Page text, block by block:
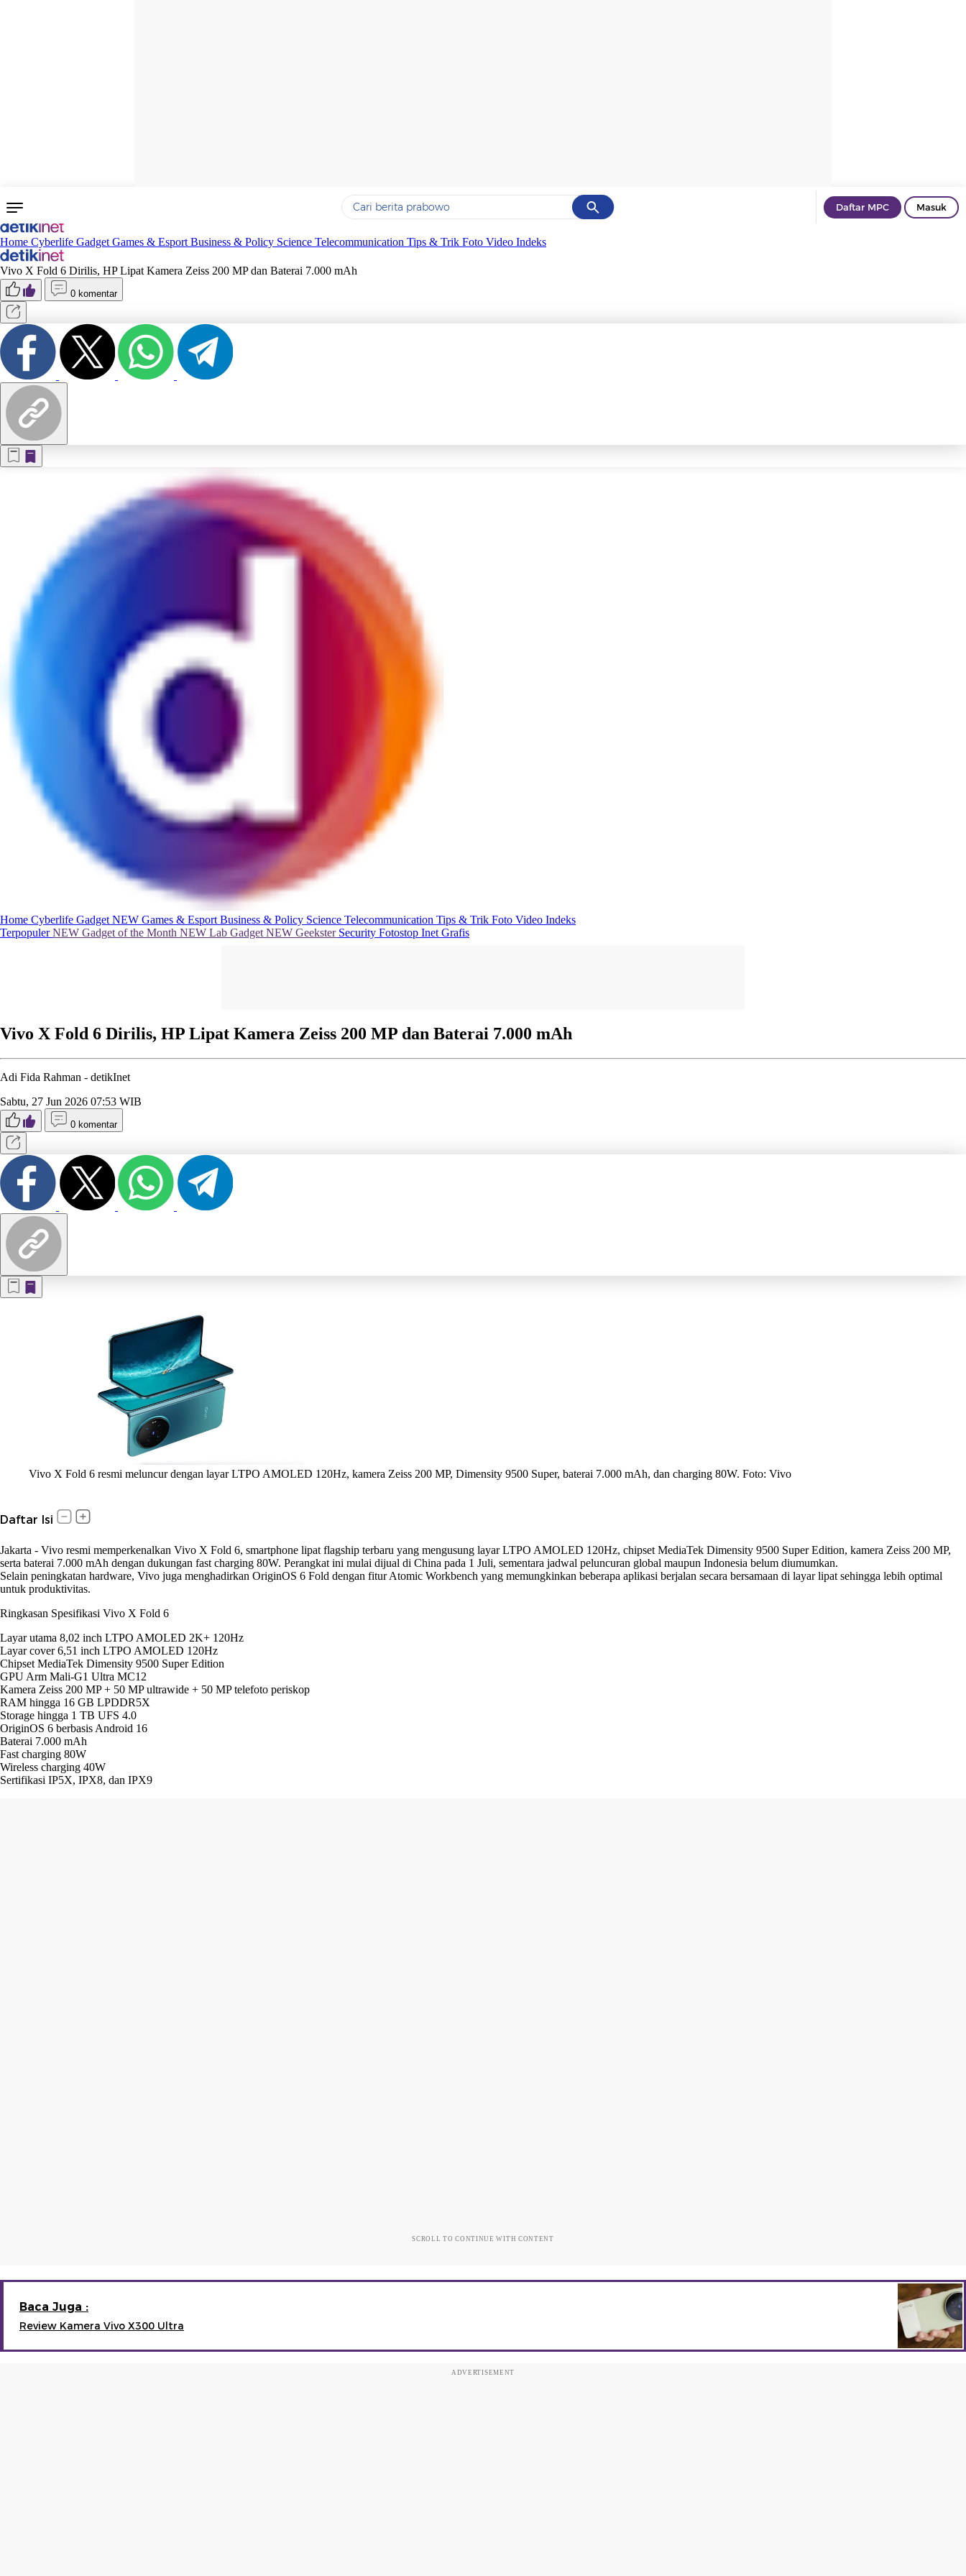
Cancel
Yang sedang ramai dicari
#1
Terakhir yang dicari
Daftar MPC Masuk
Home Cyberlife Gadget Games & Esport Business & Policy Science Telecommunication Tips & Trik Foto Video Indeks
Vivo X Fold 6 Dirilis, HP Lipat Kamera Zeiss 200 MP dan Baterai 7.000 mAh
0 komentar
Home Cyberlife Gadget NEW Games & Esport Business & Policy Science Telecommunication Tips & Trik Foto Video Indeks
TerpopulerNEW Gadget of the Month NEW Lab Gadget NEW Geekster Security Fotostop Inet Grafis
Vivo X Fold 6 Dirilis, HP Lipat Kamera Zeiss 200 MP dan Baterai 7.000 mAh
Adi Fida Rahman - detikInet
Sabtu, 27 Jun 2026 07:53 WIB
0 komentar
Vivo X Fold 6 resmi meluncur dengan layar LTPO AMOLED 120Hz, kamera Zeiss 200 MP, Dimensity 9500 Super, baterai 7.000 mAh, dan charging 80W. Foto: Vivo
Daftar Isi
Jakarta - Vivo resmi memperkenalkan Vivo X Fold 6, smartphone lipat flagship terbaru yang mengusung layar LTPO AMOLED 120Hz, chipset MediaTek Dimensity 9500 Super Edition, kamera Zeiss 200 MP,
serta baterai 7.000 mAh dengan dukungan fast charging 80W. Perangkat ini mulai dijual di China pada 1 Juli, sementara jadwal peluncuran global maupun Indonesia belum diumumkan.
Selain peningkatan hardware, Vivo juga menghadirkan OriginOS 6 Fold dengan fitur Atomic Workbench yang memungkinkan beberapa aplikasi berjalan secara bersamaan di layar lipat sehingga lebih optimal
untuk produktivitas.
Ringkasan Spesifikasi Vivo X Fold 6
Layar utama 8,02 inch LTPO AMOLED 2K+ 120Hz
Layar cover 6,51 inch LTPO AMOLED 120Hz
Chipset MediaTek Dimensity 9500 Super Edition
GPU Arm Mali-G1 Ultra MC12
Kamera Zeiss 200 MP + 50 MP ultrawide + 50 MP telefoto periskop
RAM hingga 16 GB LPDDR5X
Storage hingga 1 TB UFS 4.0
OriginOS 6 berbasis Android 16
Baterai 7.000 mAh
Fast charging 80W
Wireless charging 40W
Sertifikasi IP5X, IPX8, dan IPX9
SCROLL TO CONTINUE WITH CONTENT
Baca Juga :
Review Kamera Vivo X300 Ultra
ADVERTISEMENT